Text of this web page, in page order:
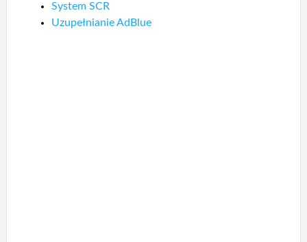
System SCR
Uzupełnianie AdBlue